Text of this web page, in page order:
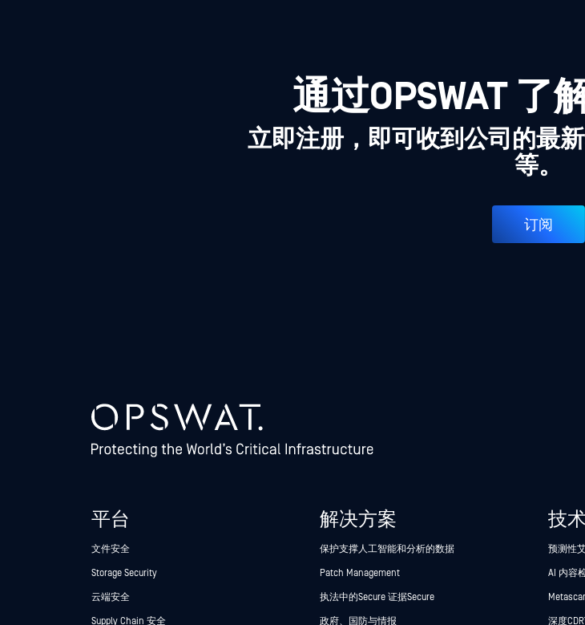
通过OPSWAT 了
立即注册，即可收到公司的最
等。
订阅
平台
文件安全
Storage Security
云端安全
Supply Chain 安全
解决方案
保护支撑人工智能和分析的数据
Patch Management
执法中的Secure 证据Secure
政府、国防与情报
技术
预测性
AI 内容
深度